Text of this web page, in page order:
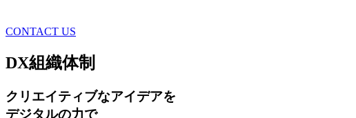
CONTACT US
DX組織体制
クリエイティブなアイデアを
デジタルの力で